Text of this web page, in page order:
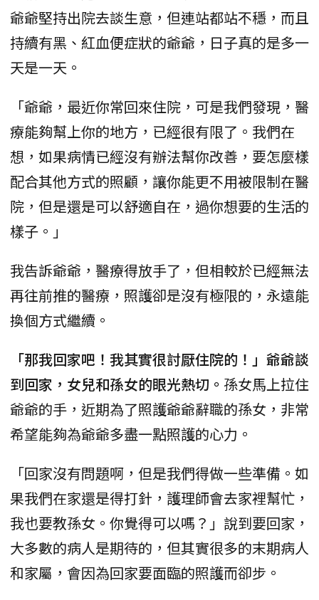
爺爺堅持出院去談生意，但連站都站不穩，而且
持續有黑、紅血便症狀的爺爺，日子真的是多一
天是一天。
「爺爺，最近你常回來住院，可是我們發現，醫
療能夠幫上你的地方，已經很有限了。我們在
想，如果病情已經沒有辦法幫你改善，要怎麼樣
配合其他方式的照顧，讓你能更不用被限制在醫
院，但是還是可以舒適自在，過你想要的生活的
樣子。」
我告訴爺爺，醫療得放手了，但相較於已經無法
再往前推的醫療，照護卻是沒有極限的，永遠能
換個方式繼續。
「那我回家吧！我其實很討厭住院的！」爺爺談
到回家，女兒和孫女的眼光熱切。 孫女馬上拉住
爺爺的手，近期為了照護爺爺辭職的孫女，非常
希望能夠為爺爺多盡一點照護的心力。
「回家沒有問題啊，但是我們得做一些準備。如
果我們在家還是得打針，護理師會去家裡幫忙，
我也要教孫女。你覺得可以嗎？」說到要回家，
大多數的病人是期待的，但其實很多的末期病人
和家屬，會因為回家要面臨的照護而卻步。